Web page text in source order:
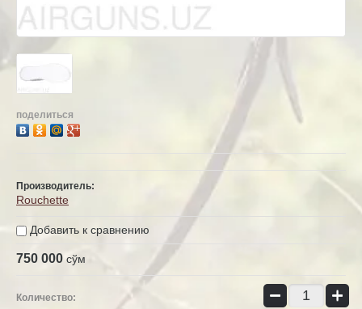
поделиться
Производитель:
Rouchette
Добавить к сравнению
750 000 сўм
Количество: − +